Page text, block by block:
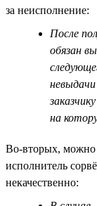
за неисполнение:
После
обязан
на
Во-вторых, можно
исполнитель
некачественно: